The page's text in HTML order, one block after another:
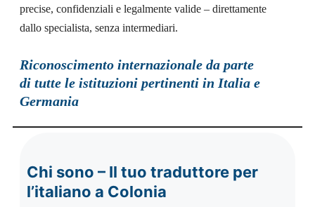
precise, confidenziali e legalmente valide – direttamente
dallo specialista, senza intermediari.
Riconoscimento internazionale da parte
di tutte le istituzioni pertinenti in Italia e
Germania
Chi sono – Il tuo traduttore per
l’italiano a Colonia